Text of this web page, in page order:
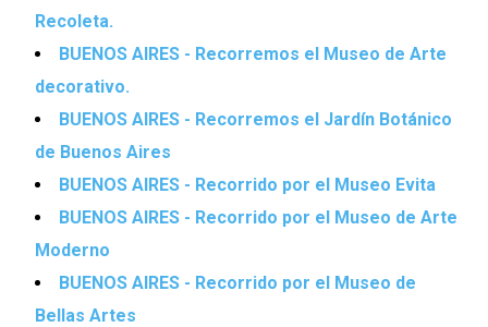
Recoleta.
BUENOS AIRES - Recorremos el Museo de Arte
decorativo.
BUENOS AIRES - Recorremos el Jardín Botánico
de Buenos Aires
BUENOS AIRES - Recorrido por el Museo Evita
BUENOS AIRES - Recorrido por el Museo de Arte
Moderno
BUENOS AIRES - Recorrido por el Museo de
Bellas Artes